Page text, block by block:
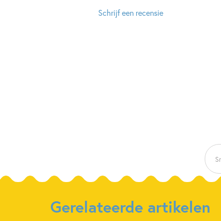
Schrijf een recensie
Gerelateerde artikelen